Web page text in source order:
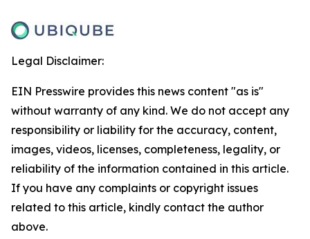
Legal Disclaimer:
EIN Presswire provides this news content "as is"
without warranty of any kind. We do not accept any
responsibility or liability for the accuracy, content,
images, videos, licenses, completeness, legality, or
reliability of the information contained in this article.
If you have any complaints or copyright issues
related to this article, kindly contact the author
above.